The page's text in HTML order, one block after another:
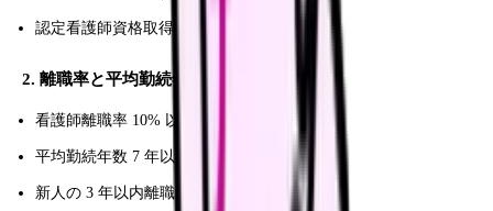
認定看護師資格取得支援制度
2. 離職率と平均勤続年数
看護師離職率 10% 以下が理想
平均勤続年数 7 年以上
新人の 3 年以内離職率も確認